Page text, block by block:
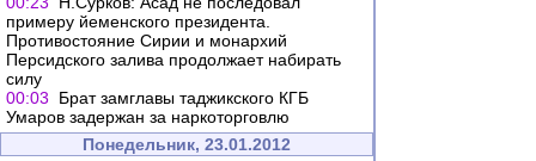
примеру йеменского президента.
Противостояние Сирии и монархий
Персидского залива продолжает набирать
силу
00:03
Брат замглавы таджикского КГБ
Умаров задержан за наркоторговлю
Понедельник, 23.01.2012